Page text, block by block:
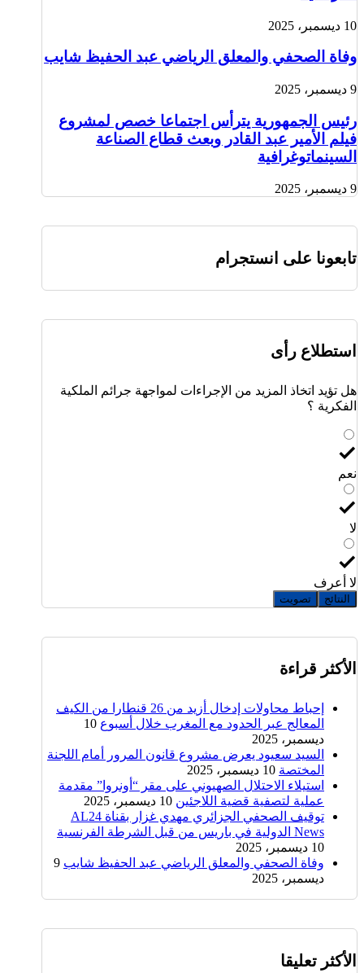
10 ديسمبر، 2025
وفاة الصحفي والمعلق الرياضي عبد الحفيظ شايب
9 ديسمبر، 2025
رئيس الجمهورية يترأس اجتماعا خصص لمشروع
فيلم الأمير عبد القادر وبعث قطاع الصناعة
السينماتوغرافية
9 ديسمبر، 2025
تابعونا على انستجرام
استطلاع رأى
هل تؤيد اتخاذ المزيد من الإجراءات لمواجهة جرائم الملكية
الفكرية ؟
نعم
لا
لا أعرف
النتائج تصويت
الأكثر قراءة
إحباط محاولات إدخال أزيد من 26 قنطارا من الكيف
المعالج عبر الحدود مع المغرب خلال أسبوع 10
ديسمبر، 2025
السيد سعيود يعرض مشروع قانون المرور أمام اللجنة
المختصة 10 ديسمبر، 2025
استيلاء الاحتلال الصهيوني على مقر “أونروا” مقدمة
عملية لتصفية قضية اللاجئين 10 ديسمبر، 2025
توقيف الصحفي الجزائري مهدي غزار بقناة AL24
News الدولية في باريس من قبل الشرطة الفرنسية
10 ديسمبر، 2025
وفاة الصحفي والمعلق الرياضي عبد الحفيظ شايب 9
ديسمبر، 2025
الأكثر تعليقا